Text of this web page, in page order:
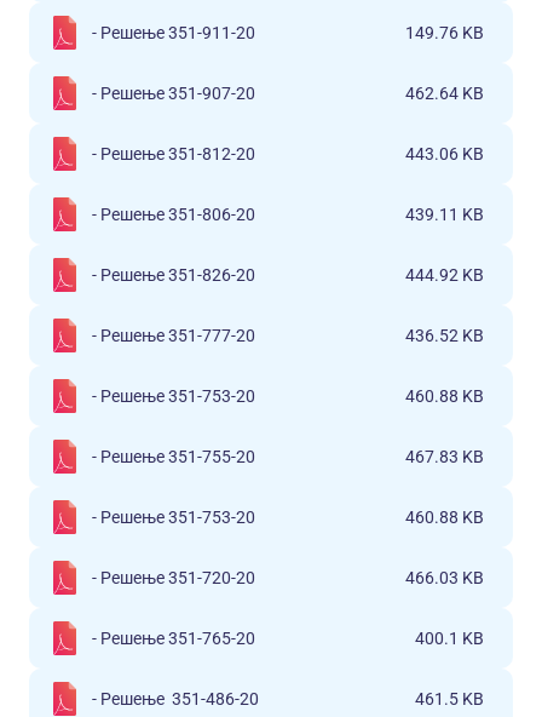
- Решење 351-911-20 149.76 KB
- Решење 351-907-20 462.64 KB
- Решење 351-812-20 443.06 KB
- Решење 351-806-20 439.11 KB
- Решење 351-826-20 444.92 KB
- Решење 351-777-20 436.52 KB
- Решење 351-753-20 460.88 KB
- Решење 351-755-20 467.83 KB
- Решење 351-753-20 460.88 KB
- Решење 351-720-20 466.03 KB
- Решење 351-765-20 400.1 KB
- Решење 351-486-20 461.5 KB